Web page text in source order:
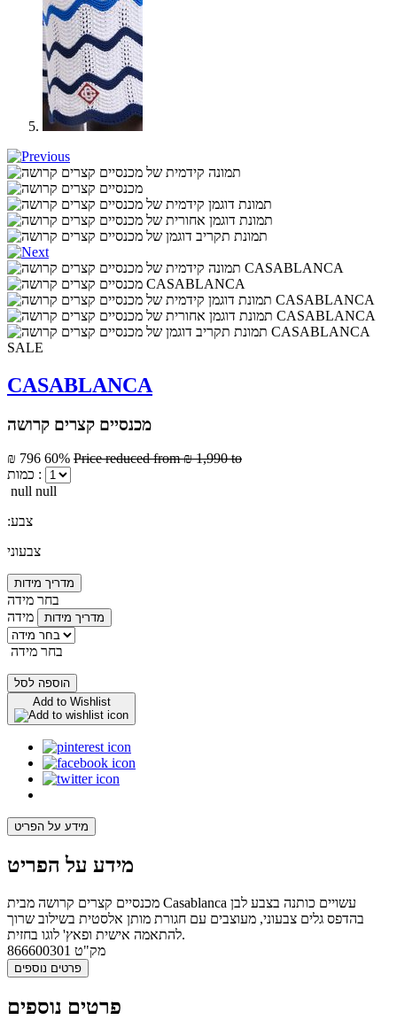
SALE
CASABLANCA
מכנסיים קצרים קרושה
₪ 796 60% Price reduced from₪ 1,990 to
כמות :
null null
:צבע
צבעוני
מדריך מידות
בחר מידה
מידה
מדריך מידות
בחר מידה
הוספה לסל
Add to Wishlist
מידע על הפריט
מידע על הפריט
מכנסיים קצרים קרושה מבית Casablanca עשויים כותנה בצבע לבן
בהדפס גלים צבעוני, מעוצבים עם חגורת מותן אלסטית בשילוב שרוך
להתאמה אישית ופאץ' לוגו בחזית.
מק"ט 866600301
פרטים נוספים
פרטים נוספים